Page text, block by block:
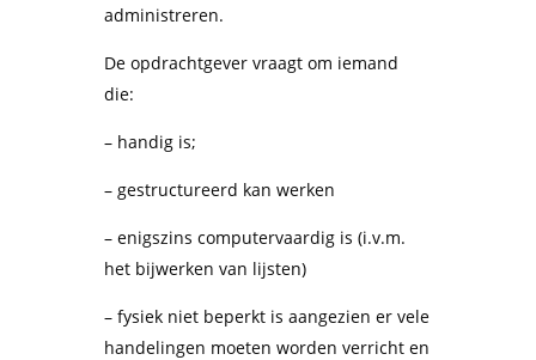
administreren.
De opdrachtgever vraagt om iemand
die:
– handig is;
– gestructureerd kan werken
– enigszins computervaardig is (i.v.m.
het bijwerken van lijsten)
– fysiek niet beperkt is aangezien er vele
handelingen moeten worden verricht en